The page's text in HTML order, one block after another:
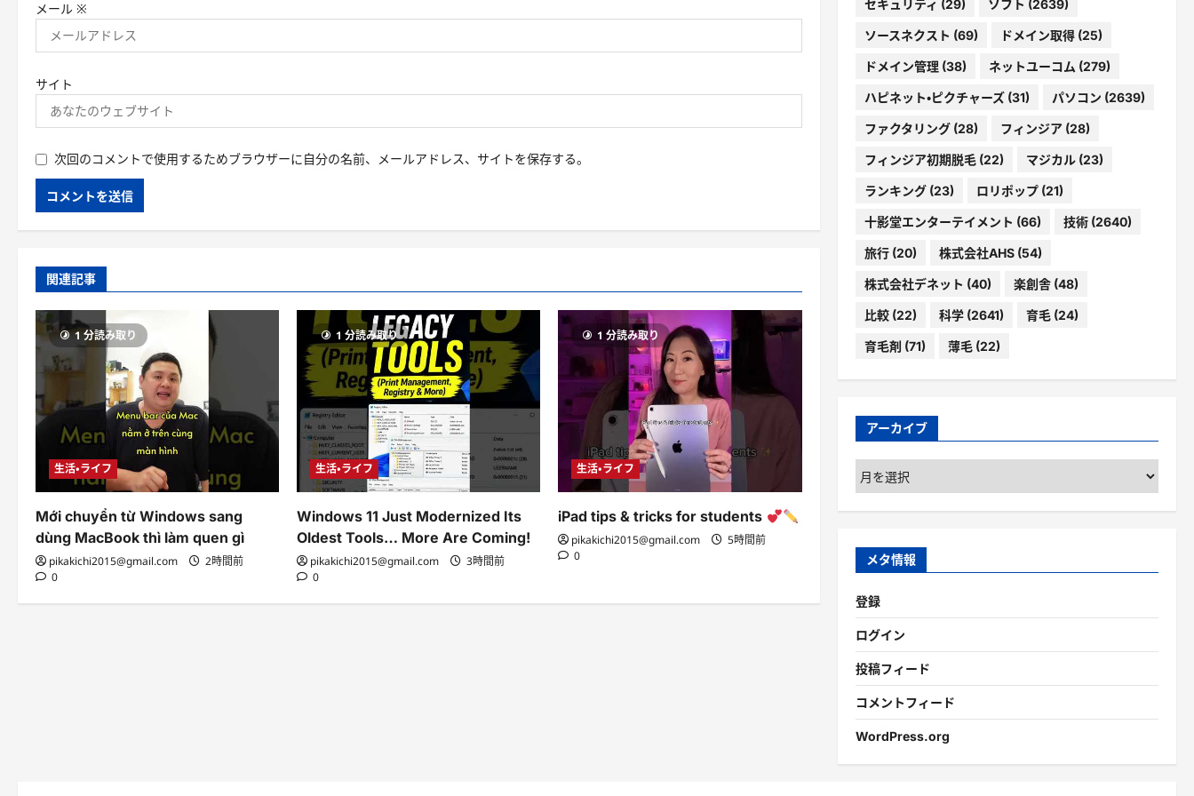
メール ※
サイト
次回のコメントで使用するためブラウザーに自分の名前、メールアドレス、サイトを保存する。
関連記事
1 分読み取り
生活・ライフ
Mới chuyển từ Windows sang
dùng MacBook thì làm quen gì
pikakichi2015@gmail.com
2時間前
0
1 分読み取り
生活・ライフ
Windows 11 Just Modernized Its
Oldest Tools… More Are Coming!
pikakichi2015@gmail.com
3時間前
0
1 分読み取り
生活・ライフ
iPad tips & tricks for students
pikakichi2015@gmail.com
5時間前
0
セキュリティ (29) ソフト (2639)
ソースネクスト (69) ドメイン取得(25)
ドメイン管理(38) ネットユーコム (279)
ハピネット・ピクチャーズ(31) パソコン (2639)
ファクタリング(28) フィンジア(28)
フィンジア初期脱毛(22) マジカル(23)
ランキング(23) ロリポップ(21)
十影堂エンターテイメント (66) 技術(2640)
旅行(20) 株式会社AHS(54)
株式会社デネット (40) 楽創舎(48)
比較(22) 科学(2641) 育毛(24)
育毛剤 (71) 薄毛(22)
アーカイブ
ア
ー
カ
ブ
メタ情報
登録
ログイン
投稿フィード
コメントフィード
WordPress.org